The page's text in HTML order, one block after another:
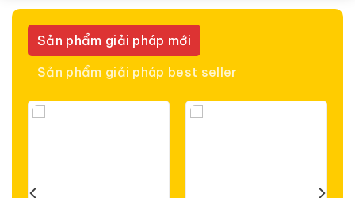
Sản phẩm giải pháp mới
Sản phẩm giải pháp best seller